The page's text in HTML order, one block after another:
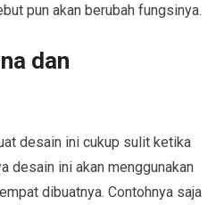
pun akan berubah fungsinya.
dan
desain ini cukup sulit ketika
desain ini akan menggunakan
dibuatnya. Contohnya saja